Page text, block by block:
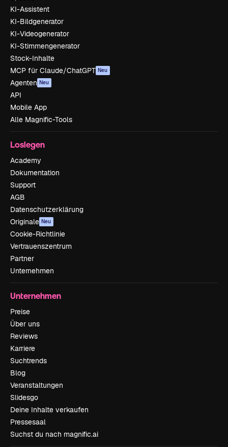
KI-Assistent
KI-Bildgenerator
KI-Videogenerator
KI-Stimmengenerator
Stock-Inhalte
MCP für Claude/ChatGPT Neu
Agenten Neu
API
Mobile App
Alle Magnific-Tools
Loslegen
Academy
Dokumentation
Support
AGB
Datenschutzerklärung
Originale Neu
Cookie-Richtlinie
Vertrauenszentrum
Partner
Unternehmen
Unternehmen
Preise
Über uns
Reviews
Karriere
Suchtrends
Blog
Veranstaltungen
Slidesgo
Deine Inhalte verkaufen
Pressesaal
Suchst du nach magnific.ai